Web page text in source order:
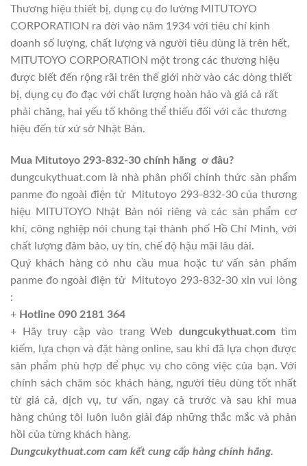
Thương hiệu thiết bị, dụng cụ đo lường MITUTOYO
CORPORATION ra đời vào năm 1934 với tiêu chí kinh
doanh số lượng, chất lượng và người tiêu dùng là trên hết,
MITUTOYO CORPORATION một trong các thương hiệu
được biết đến rộng rãi trên thế giới nhờ vào các dòng thiết
bị, dụng cụ đo đạc với chất lượng hoàn hảo và giá cả rất
phải chăng, hai yếu tố không thể thiếu đối với các thương
hiệu đến từ xứ sở Nhật Bản.
Mua Mitutoyo 293-832-30 chính hãng ơ đâu?
dungcukythuat.com là nhà phân phối chính thức sản phẩm
panme đo ngoài điện tử Mitutoyo 293-832-30 của thương
hiệu MITUTOYO Nhật Bản nói riêng và các sản phẩm cơ
khí, công nghiệp nói chung tại thành phố Hồ Chí Minh, với
chất lượng đảm bảo, uy tín, chế độ hậu mãi lâu dài.
Quý khách hàng có nhu cầu mua hoặc tư vấn sản phẩm
panme đo ngoài điện tử Mitutoyo 293-832-30 xin vui lòng
:
+ Hotline 090 2181 364
+ Hãy truy cập vào trang Web dungcukythuat.comtìm
kiếm, lựa chọn và đặt hàng online, sau khi đã lựa chọn được
sản phẩm phù hợp để phục vụ cho công việc của bạn. Với
chính sách chăm sóc khách hàng, người tiêu dùng tốt nhất
từ giá cả, dịch vụ, tư vấn, ngay cả trước và sau khi mua
hàng chúng tôi luôn luôn giải đáp những thắc mắc và phản
hồi của từng khách hàng.
Dungcukythuat.com cam kết cung cấp hàng chính hãng.